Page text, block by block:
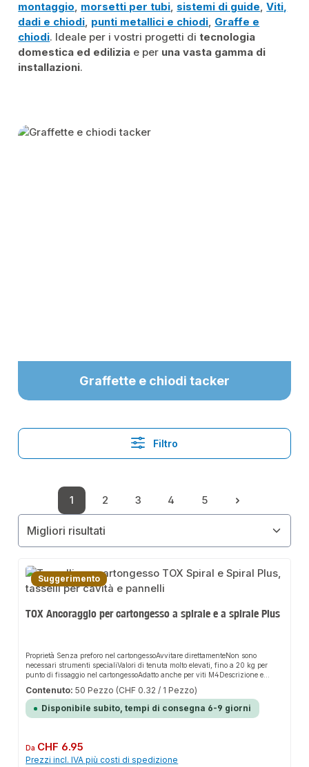
montaggio, morsetti per tubi, sistemi di guide,Viti,
dadi e chiodi, punti metallici e chiodi, Graffe e
chiodi. Ideale per i vostri progetti di tecnologia
domestica ed edilizia e per una vasta gamma di
installazioni.
Skip category gallery
Graffette e chiodi tacker
Filtro
Pagina
1
Pagina
2
Pagina
3
Pagina
4
Pagina
5
Suggerimento
TOX Ancoraggio per cartongesso a spirale e a spirale Plus
Proprietà Senza preforo nel cartongessoAvvitare direttamenteNon sono
necessari strumenti specialiValori di tenuta molto elevati, fino a 20 kg per
punto di fissaggio nel cartongessoAdatto anche per viti M4Descrizione e
applicazione Ancoraggio in metallo (zinco pressofuso) con punta di trapano e
filettatura esterna pronunciataAdatto anche per pannelli in gesso a doppia
lastraAzionamento PH2 per una facile installazioneLavorazione e montaggio
Non adatto per pannelli di gesso piastrellatiPre-trapano con 8 mm per i
mmLunghezza minima della vite = lunghezza del tassello 32 mm + spessore
della parte aggiuntiva + 5 mmForare il pannello di copertura del pannello
prima di montare i tasselli.Terminazione a filo pareteMontaggio
Contenuto:50 Pezzo (CHF 0.32 / 1 Pezzo)
Disponibile subito, tempi di consegna 6-9 giorni
Prezzo normale:
Da CHF 6.95
Prezzi incl. IVA più costi di spedizione